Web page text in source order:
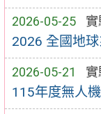
2026-05-25 實
2026 全國地
2026-05-21 實
115年度無人